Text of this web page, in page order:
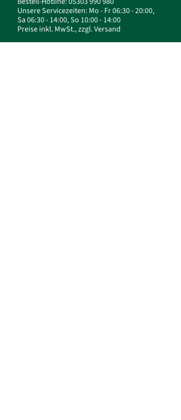
Unsere Servicezeiten: Mo - Fr 06:30 - 20:00,
Sa 06:30 - 14:00, So 10:00 - 14:00
Preise inkl. MwSt., zzgl. Versand